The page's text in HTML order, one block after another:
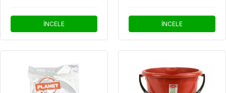
İNCELE İNCELE